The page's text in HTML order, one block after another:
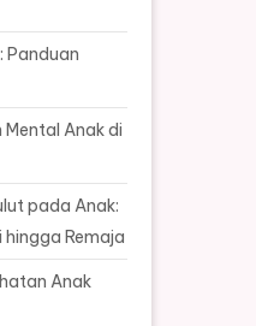
Panduan
Mental Anak di
pada Anak:
hingga Remaja
Anak